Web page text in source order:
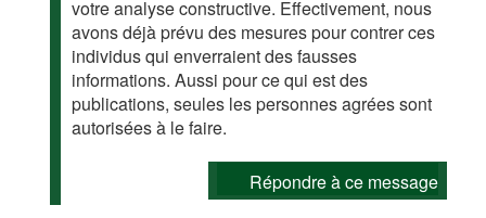
votre analyse constructive. Effectivement, nous
avons déjà prévu des mesures pour contrer ces
individus qui enverraient des fausses
informations. Aussi pour ce qui est des
publications, seules les personnes agrées sont
autorisées à le faire.
Répondre à ce message